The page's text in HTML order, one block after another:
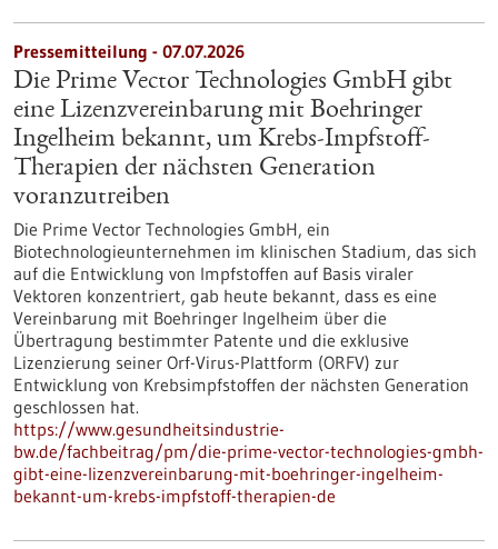
Pressemitteilung - 07.07.2026
Die Prime Vector Technologies GmbH gibt
eine Lizenzvereinbarung mit Boehringer
Ingelheim bekannt, um Krebs-Impfstoff-
Therapien der nächsten Generation
voranzutreiben
Die Prime Vector Technologies GmbH, ein
Biotechnologieunternehmen im klinischen Stadium, das sich
auf die Entwicklung von Impfstoffen auf Basis viraler
Vektoren konzentriert, gab heute bekannt, dass es eine
Vereinbarung mit Boehringer Ingelheim über die
Übertragung bestimmter Patente und die exklusive
Lizenzierung seiner Orf-Virus-Plattform (ORFV) zur
Entwicklung von Krebsimpfstoffen der nächsten Generation
geschlossen hat.
https://www.gesundheitsindustrie-
bw.de/fachbeitrag/pm/die-prime-vector-technologies-gmbh-
gibt-eine-lizenzvereinbarung-mit-boehringer-ingelheim-
bekannt-um-krebs-impfstoff-therapien-de